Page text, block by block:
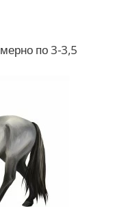
по 3-3,5